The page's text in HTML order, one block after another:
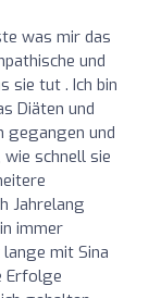
was mir das
und
sie tut . Ich bin
Diäten und
gegangen und
schnell sie
Jahrelang
immer
mit Sina
Erfolge